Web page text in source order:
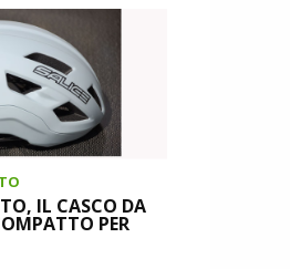
IL CASCO DA
PER